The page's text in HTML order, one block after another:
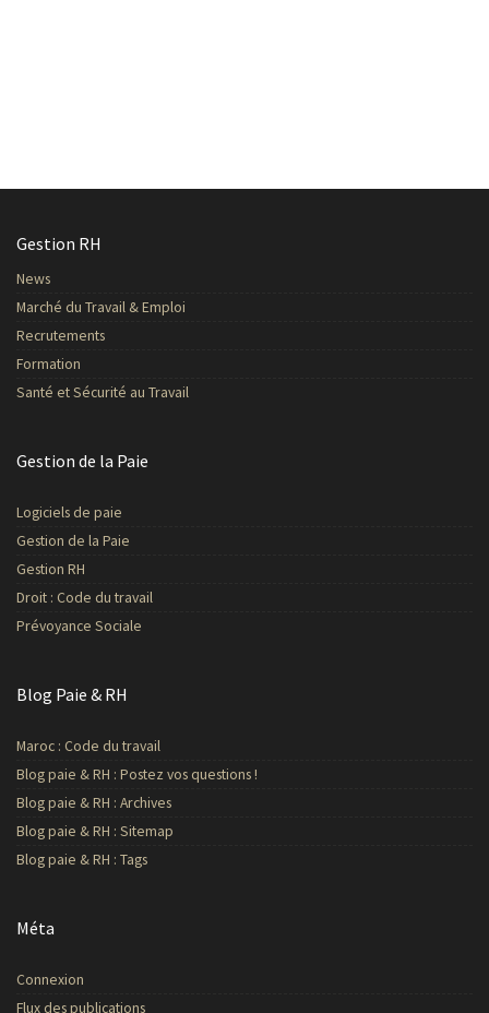
Gestion RH
News
Marché du Travail & Emploi
Recrutements
Formation
Santé et Sécurité au Travail
Gestion de la Paie
Logiciels de paie
Gestion de la Paie
Gestion RH
Droit : Code du travail
Prévoyance Sociale
Blog Paie & RH
Maroc : Code du travail
Blog paie & RH : Postez vos questions !
Blog paie & RH : Archives
Blog paie & RH : Sitemap
Blog paie & RH : Tags
Méta
Connexion
Flux des publications